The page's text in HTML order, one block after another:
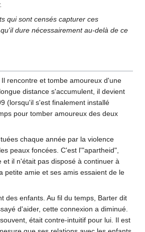
qui sont censés capturer ces
dure nécessairement au-delà de ce
rencontre et tombe amoureux d'une
distance s'accumulent, il devient
(lorsqu'il s'est finalement installé
pour tomber amoureux des deux
chaque année par la violence
peaux foncées. C'est l'"apartheid",
il n'était pas disposé à continuer à
petite amie et ses amis essaient de le
des enfants. Au fil du temps, Barter dit
d'aider, cette connexion a diminué.
était contre-intuitif pour lui. Il est